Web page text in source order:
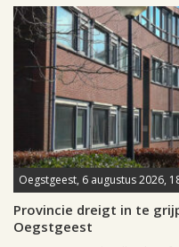
Oegstgeest, 6 augustus 2026,
Provincie dreigt in te
Oegstgeest